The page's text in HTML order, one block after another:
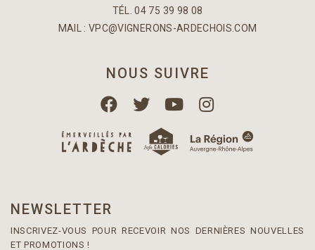
TÉL. 04 75 39 98 08
MAIL : VPC@VIGNERONS-ARDECHOIS.COM
NOUS SUIVRE
NEWSLETTER
INSCRIVEZ-VOUS POUR RECEVOIR NOS DERNIÈRES NOUVELLES
ET PROMOTIONS !